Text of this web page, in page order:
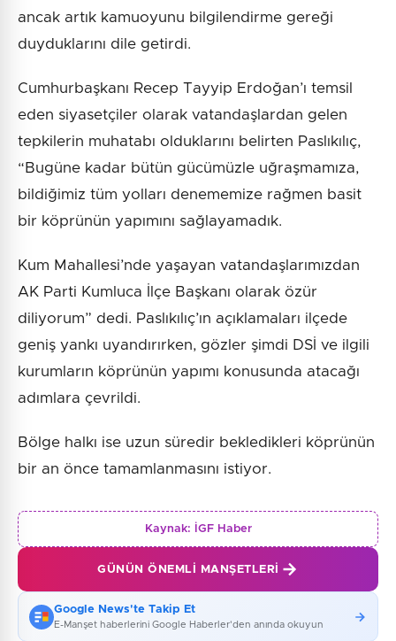
ancak artık kamuoyunu bilgilendirme gereği
duyduklarını dile getirdi.
Cumhurbaşkanı Recep Tayyip Erdoğan’ı temsil
eden siyasetçiler olarak vatandaşlardan gelen
tepkilerin muhatabı olduklarını belirten Paslıkılıç,
“Bugüne kadar bütün gücümüzle uğraşmamıza,
bildiğimiz tüm yolları denememize rağmen basit
bir köprünün yapımını sağlayamadık.
Kum Mahallesi’nde yaşayan vatandaşlarımızdan
AK Parti Kumluca İlçe Başkanı olarak özür
diliyorum” dedi. Paslıkılıç’ın açıklamaları ilçede
geniş yankı uyandırırken, gözler şimdi DSİ ve ilgili
kurumların köprünün yapımı konusunda atacağı
adımlara çevrildi.
Bölge halkı ise uzun süredir bekledikleri köprünün
bir an önce tamamlanmasını istiyor.
Kaynak: İGF Haber
GÜNÜN ÖNEMLI MANŞETLERI
Google News'te Takip Et
E-Manşet haberlerini Google Haberler'den anında okuyun